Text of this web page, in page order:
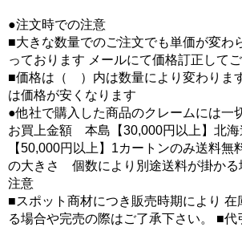
●注文時での注意
■大きな数量でのご注文でも単価が変わ
っております メールにて価格訂正して
■価格は（ ）内は数量により変わりま
は価格が安くなります
●他社で購入した商品のクレームには一
お買上金額 本島【30,000円以上】北海
【50,000円以上】1カートンのみ送料
の大きさ 個数により別途送料が掛かる
注意
■スポット商材につき販売時期により 在
る場合や完売の際はご了承下さい。 ■代